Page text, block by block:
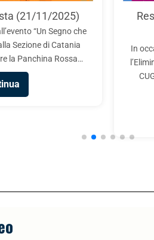
(21/11/2025)
“Un Segno che
Sezione di Catania
la Panchina Rossa…
In